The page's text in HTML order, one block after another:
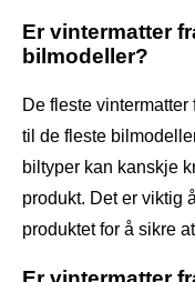
Er vintermatter
bilmodeller?
De fleste
til de fleste
biltyper kan kanskje
produkt. Det er viktig
produktet for å sikre